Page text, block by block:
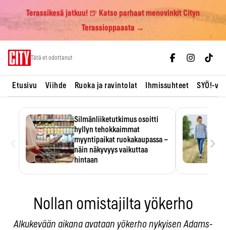
Terassikesä jatkuu! 🍺 Katso parhaat menovinkit Cityn
Terassioppaasta →
Tätä et odottanut
Etusivu Viihde Ruoka ja ravintolat Ihmissuhteet SYÖ!-
Silmänliiketutkimus osoitti
hyllyn tehokkaimmat
myyntipaikat ruokakaupassa –
näin näkyvyys vaikuttaa
hintaan
›
Nollan omistajilta yökerho
Alkukevään aikana avataan yökerho nykyisen Adams-